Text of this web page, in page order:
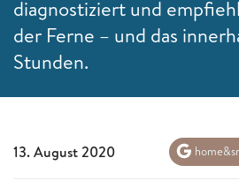
diagnostiziert und
der Ferne – und das
Stunden.
13. August 2020